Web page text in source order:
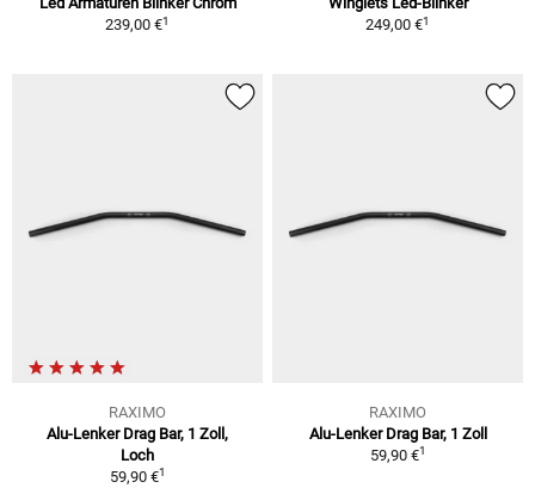
239,00 €1
249,00 €1
RAXIMO
Alu-Lenker Drag Bar, 1 Zoll,
Loch
59,90 €1
RAXIMO
Alu-Lenker Drag Bar, 1 Zoll
59,90 €1